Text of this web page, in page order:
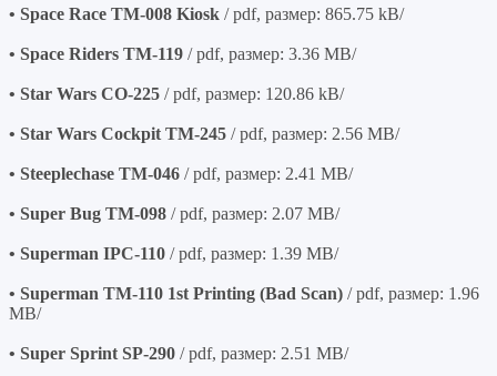
• Space Race TM-008 Kiosk / pdf, размер: 865.75 kB/
• Space Riders TM-119 / pdf, размер: 3.36 MB/
• Star Wars CO-225 / pdf, размер: 120.86 kB/
• Star Wars Cockpit TM-245 / pdf, размер: 2.56 MB/
• Steeplechase TM-046 / pdf, размер: 2.41 MB/
• Super Bug TM-098 / pdf, размер: 2.07 MB/
• Superman IPC-110 / pdf, размер: 1.39 MB/
• Superman TM-110 1st Printing (Bad Scan) / pdf, размер: 1.96
MB/
• Super Sprint SP-290 / pdf, размер: 2.51 MB/